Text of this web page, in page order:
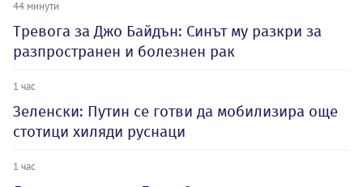
44 минути
Тревога за Джо Байдън: Синът му разкри за
разпространен и болезнен рак
1 час
Зеленски: Путин се готви да мобилизира още
стотици хиляди руснаци
1 час